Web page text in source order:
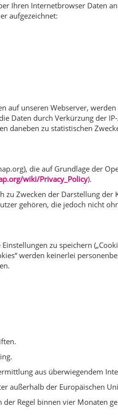
Ihren Internetbrowser Daten
aufgezeichnet:
unseren Webserver,
Daten durch Verkürzung der
daneben zu statistischen
die auf Grundlage der
wiki/Privacy_Policy).
Zwecken der Darstellung
gehören, die jedoch nicht
zu speichern
werden keinerlei
aus überwiegendem
der Europäischen
Regel binnen vier Monaten